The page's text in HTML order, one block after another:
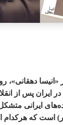
«انیسا دهقانی»،
ایرانی
است که هرکدام از